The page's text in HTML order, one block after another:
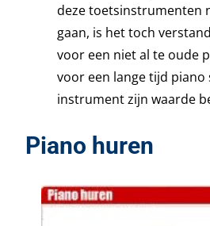
deze toetsinstrumenten
gaan, is het toch
voor een niet al te oude
voor een lange tijd
instrument zijn waarde
Piano huren